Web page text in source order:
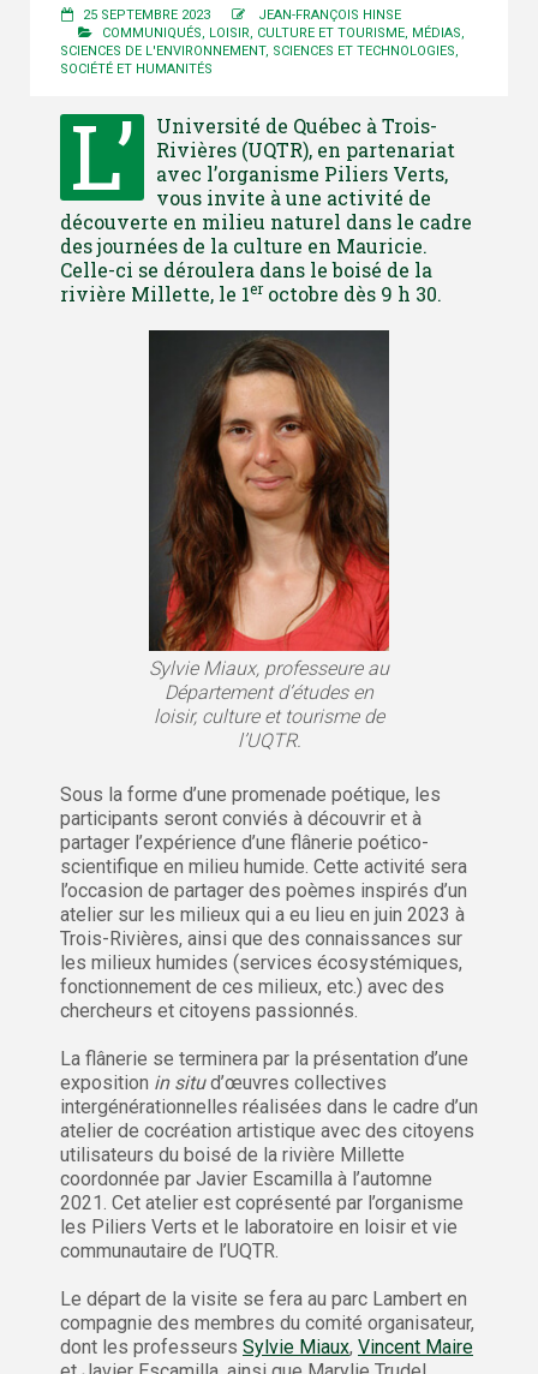
25 SEPTEMBRE 2023
JEAN-FRANÇOIS HINSE
COMMUNIQUÉS, LOISIR, CULTURE ET TOURISME, MÉDIAS,
SCIENCES DE L'ENVIRONNEMENT, SCIENCES ET TECHNOLOGIES,
SOCIÉTÉ ET HUMANITÉS
L’
Université de Québec à Trois-
Rivières (UQTR), en partenariat
avec l’organisme Piliers Verts,
vous invite à une activité de
découverte en milieu naturel dans le cadre
des journées de la culture en Mauricie.
Celle-ci se déroulera dans le boisé de la
rivière Millette, le 1eroctobre dès 9 h 30.
Sylvie Miaux, professeure au
Département d’études en
loisir, culture et tourisme de
l’UQTR.
Sous la forme d’une promenade poétique, les
participants seront conviés à découvrir et à
partager l’expérience d’une flânerie poético-
scientifique en milieu humide. Cette activité sera
l’occasion de partager des poèmes inspirés d’un
atelier sur les milieux qui a eu lieu en juin 2023 à
Trois-Rivières, ainsi que des connaissances sur
les milieux humides (services écosystémiques,
fonctionnement de ces milieux, etc.) avec des
chercheurs et citoyens passionnés.
La flânerie se terminera par la présentation d’une
exposition in situd’œuvres collectives
intergénérationnelles réalisées dans le cadre d’un
atelier de cocréation artistique avec des citoyens
utilisateurs du boisé de la rivière Millette
coordonnée par Javier Escamilla à l’automne
2021. Cet atelier est coprésenté par l’organisme
les Piliers Verts et le laboratoire en loisir et vie
communautaire de l’UQTR.
Le départ de la visite se fera au parc Lambert en
compagnie des membres du comité organisateur,
dont les professeurs Sylvie Miaux, Vincent Maire